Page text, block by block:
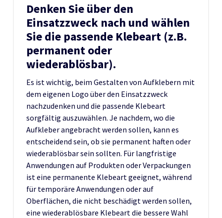
Denken Sie über den
Einsatzzweck nach und wählen
Sie die passende Klebeart (z.B.
permanent oder
wiederablösbar).
Es ist wichtig, beim Gestalten von Aufklebern mit
dem eigenen Logo über den Einsatzzweck
nachzudenken und die passende Klebeart
sorgfältig auszuwählen. Je nachdem, wo die
Aufkleber angebracht werden sollen, kann es
entscheidend sein, ob sie permanent haften oder
wiederablösbar sein sollten. Für langfristige
Anwendungen auf Produkten oder Verpackungen
ist eine permanente Klebeart geeignet, während
für temporäre Anwendungen oder auf
Oberflächen, die nicht beschädigt werden sollen,
eine wiederablösbare Klebeart die bessere Wahl